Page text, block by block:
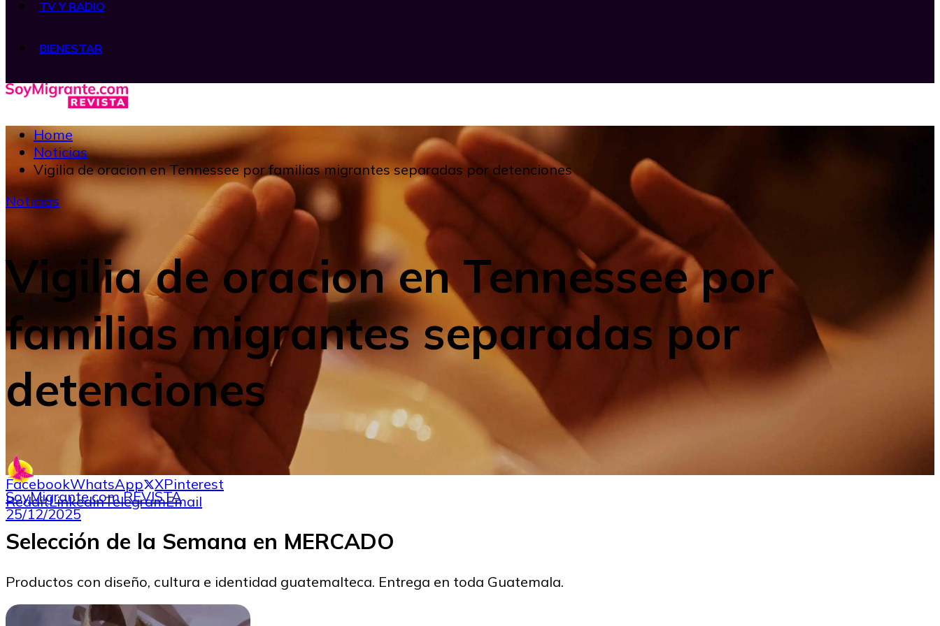
TV Y RADIO
BIENESTAR
Home
Noticias
Vigilia de oracion en Tennessee por familias migrantes separadas por detenciones
Noticias
Vigilia de oracion en Tennessee por
familias migrantes separadas por
detenciones
SoyMigrante.com REVISTA
25/12/2025
FacebookWhatsApp XPinterest
RedditLinkedinTelegramEmail
Selección de la Semana en MERCADO
Productos con diseño, cultura e identidad guatemalteca. Entrega en toda Guatemala.